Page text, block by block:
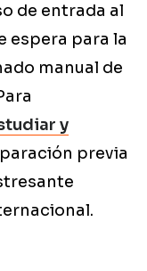
de entrada al
espera para la
manual de
y
previa